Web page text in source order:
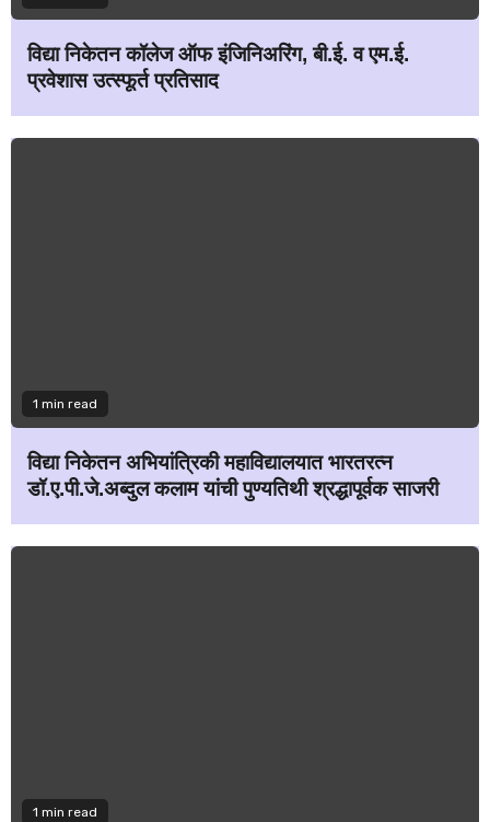
विद्या निकेतन कॉलेज ऑफ इंजिनिअरिंग, बी.ई. व एम.ई.
प्रवेशास उत्स्फूर्त प्रतिसाद
1 min read
विद्या निकेतन अभियांत्रिकी महाविद्यालयात भारतरत्न
डॉ.ए.पी.जे.अब्दुल कलाम यांची पुण्यतिथी श्रद्धापूर्वक साजरी
1 min read